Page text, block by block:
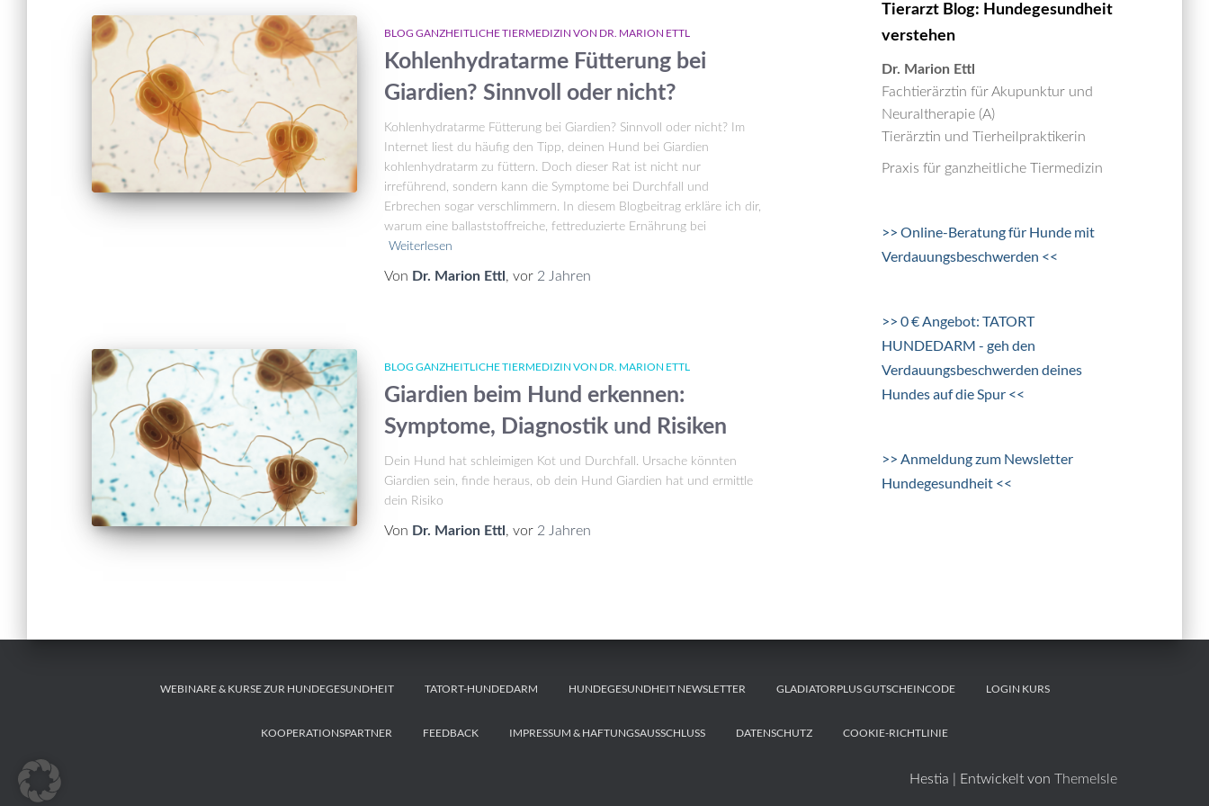
BLOG GANZHEITLICHE TIERMEDIZIN VON DR. MARION ETTL
Kohlenhydratarme Fütterung bei
Giardien? Sinnvoll oder nicht?
Kohlenhydratarme Fütterung bei Giardien? Sinnvoll oder nicht? Im
Internet liest du häufig den Tipp, deinen Hund bei Giardien
kohlenhydratarm zu füttern. Doch dieser Rat ist nicht nur
irreführend, sondern kann die Symptome bei Durchfall und
Erbrechen sogar verschlimmern. In diesem Blogbeitrag erkläre ich dir,
warum eine ballaststoffreiche, fettreduzierte Ernährung bei
Weiterlesen
Von Dr. Marion Ettl , vor 2 Jahren
BLOG GANZHEITLICHE TIERMEDIZIN VON DR. MARION ETTL
Giardien beim Hund erkennen:
Symptome, Diagnostik und Risiken
Dein Hund hat schleimigen Kot und Durchfall. Ursache könnten
Giardien sein, finde heraus, ob dein Hund Giardien hat und ermittle
dein Risiko
Von Dr. Marion Ettl , vor 2 Jahren
Tierarzt Blog: Hundegesundheit
verstehen
Dr. Marion Ettl
Fachtierärztin für Akupunktur und
Neuraltherapie (A)
Tierärztin und Tierheilpraktikerin
Praxis für ganzheitliche Tiermedizin
>> Online-Beratung für Hunde mit
Verdauungsbeschwerden <<
>> 0 € Angebot: TATORT
HUNDEDARM - geh den
Verdauungsbeschwerden deines
Hundes auf die Spur <<
>> Anmeldung zum Newsletter
Hundegesundheit <<
WEBINARE & KURSE ZUR HUNDEGESUNDHEIT TATORT-HUNDEDARM HUNDEGESUNDHEIT NEWSLETTER GLADIATORPLUS GUTSCHEINCODE LOGIN KURS
KOOPERATIONSPARTNER FEEDBACK IMPRESSUM & HAFTUNGSAUSSCHLUSS DATENSCHUTZ COOKIE-RICHTLINIE
Hestia | Entwickelt von ThemeIsle